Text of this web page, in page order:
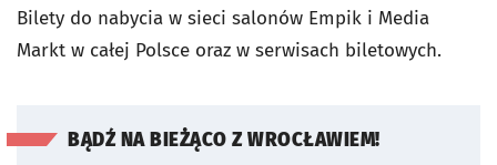
Bilety do nabycia w sieci salonów Empik i Media
Markt w całej Polsce oraz w serwisach biletowych.
BĄDŹ NA BIEŻĄCO Z WROCŁAWIEM!